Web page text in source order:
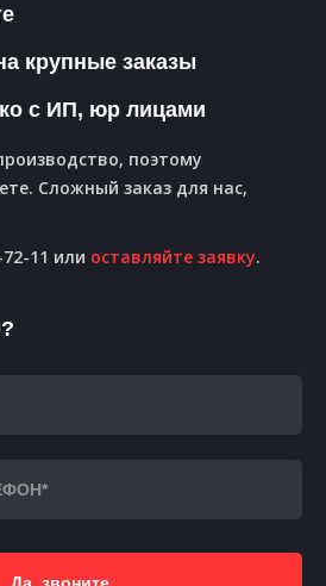
крупные заказы
с ИП, юр лицами
поэтому
Сложный заказ для нас,
11 или оставляйте заявку.